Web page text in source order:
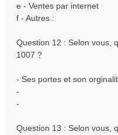
e - Ventes par internet
f - Autres :
Question 12 : Selon vous,
1007 ?
- Ses portes et son
-
-
Question 13 : Selon vous,